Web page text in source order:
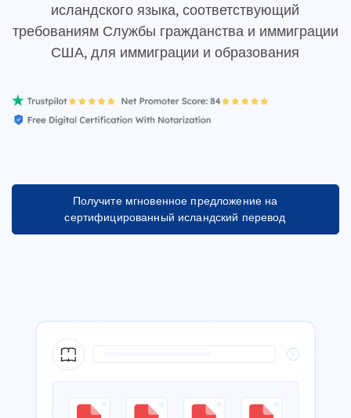
исландского языка, соответствующий
требованиям Службы гражданства и иммиграции
США, для иммиграции и образования
Получите мгновенное предложение на
сертифицированный исландский перевод